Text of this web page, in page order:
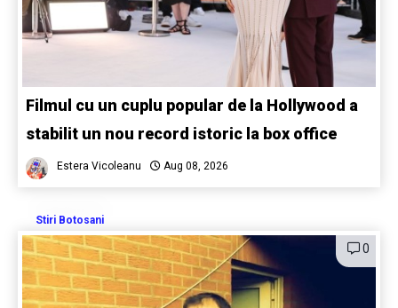
Filmul cu un cuplu popular de la Hollywood a
stabilit un nou record istoric la box office
Estera Vicoleanu Aug 08, 2026
Stiri Botosani
0